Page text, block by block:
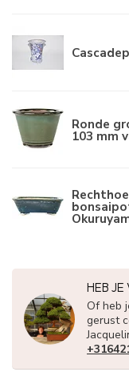
Ronde
103 mm
HEB JE
Of heb
gerust